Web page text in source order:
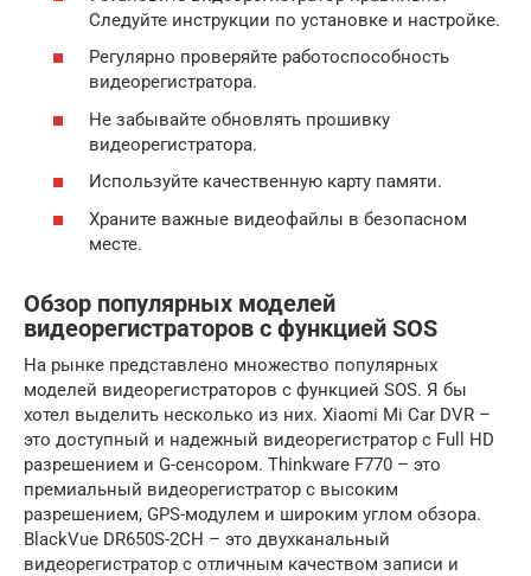
Следуйте инструкции по установке и настройке.
Регулярно проверяйте работоспособность
видеорегистратора.
Не забывайте обновлять прошивку
видеорегистратора.
Используйте качественную карту памяти.
Храните важные видеофайлы в безопасном
месте.
Обзор популярных моделей
видеорегистраторов с функцией SOS
На рынке представлено множество популярных
моделей видеорегистраторов с функцией SOS. Я бы
хотел выделить несколько из них. Xiaomi Mi Car DVR –
это доступный и надежный видеорегистратор с Full HD
разрешением и G-сенсором. Thinkware F770 – это
премиальный видеорегистратор с высоким
разрешением, GPS-модулем и широким углом обзора.
BlackVue DR650S-2CH – это двухканальный
видеорегистратор с отличным качеством записи и